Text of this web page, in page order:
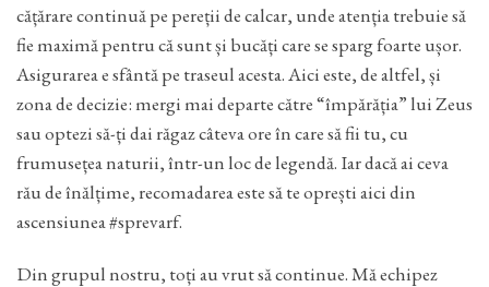
cățărare continuă pe pereții de calcar, unde atenția trebuie să
fie maximă pentru că sunt și bucăți care se sparg foarte ușor.
Asigurarea e sfântă pe traseul acesta. Aici este, de altfel, și
zona de decizie: mergi mai departe către “împărăția” lui Zeus
sau optezi să-ți dai răgaz câteva ore în care să fii tu, cu
frumusețea naturii, într-un loc de legendă. Iar dacă ai ceva
rău de înălțime, recomadarea este să te oprești aici din
ascensiunea #sprevarf.
Din grupul nostru, toți au vrut să continue. Mă echipez